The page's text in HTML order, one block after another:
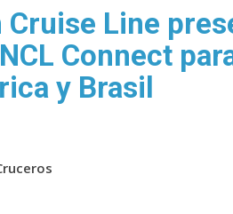
Cruise Line
Connect
y Brasil